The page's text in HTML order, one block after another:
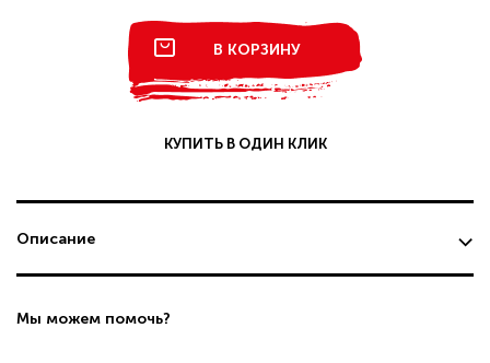
В КОРЗИНУ
КУПИТЬ В ОДИН КЛИК
Описание
Мы можем помочь?